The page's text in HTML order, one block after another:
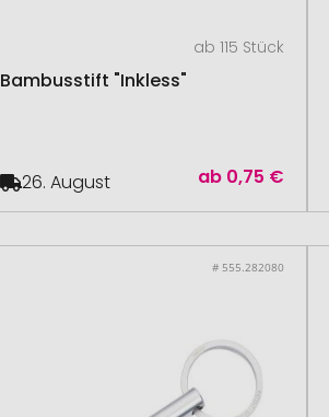
ab 115 Stück
Bambusstift "Inkless"
ab 0,75 €
26. August
# 555.282080